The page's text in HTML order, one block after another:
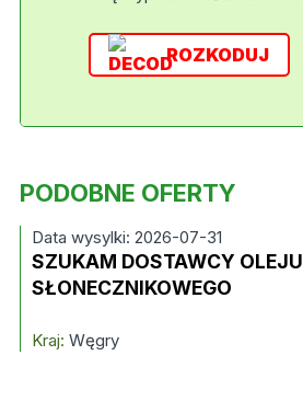
ROZKODUJ
PODOBNE OFERTY
Data wysylki: 2026-07-31
SZUKAM DOSTAWCY OLEJU
SŁONECZNIKOWEGO
Kraj: Węgry